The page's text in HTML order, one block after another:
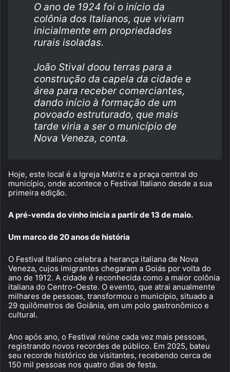
O ano de 1924 foi o início da
colônia dos Italianos, que viviam
inicialmente em propriedades
rurais isoladas.
João Stival doou terras para a
construção da capela da cidade e
área para receber comerciantes,
dando início à formação de um
povoado estruturado, que mais
tarde viria a ser o município de
Nova Veneza, conta.
Hoje, este local é a Igreja Matriz e a praça central do
município, onde acontece o Festival Italiano desde a sua
primeira edição.
A pré-venda do vinho inicia a partir de 13 de maio.
Um marco de 20 anos de história
O Festival Italiano celebra a herança italiana de Nova
Veneza, cujos imigrantes chegaram a Goiás por volta do
ano de 1912. A cidade é reconhecida como a maior colônia
italiana do Centro-Oeste. O evento, que atrai anualmente
milhares de pessoas, transformou o município, situado a
29 quilômetros de Goiânia, em um polo gastronômico e
cultural.
Ano após ano, o Festival reúne cada vez mais pessoas,
registrando novos recordes de público. Em 2025, bateu
seu recorde histórico de visitantes, recebendo cerca de
150 mil pessoas nos quatro dias de festa.